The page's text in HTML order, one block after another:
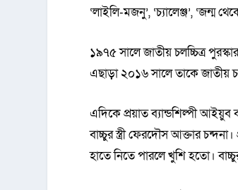
‘লাইলি-মজনু’, ‘চ্যালেঞ্জ’, ‘জন্ম
১৯৭৫ সালে জাতীয় চলচ্চিত্র
এছাড়া ২০১৬ সালে তাকে জাতীয়
এদিকে প্রয়াত ব্যান্ডশিল্পী
বাচ্চুর স্ত্রী ফেরদৌস আক্তার
হাতে নিতে পারলে খুশি হতো।